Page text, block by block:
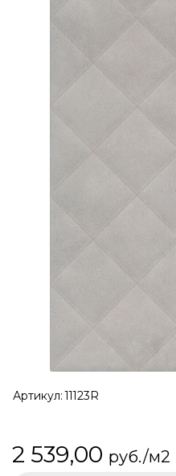
Артикул: 11123R
2 539,00 руб./м2